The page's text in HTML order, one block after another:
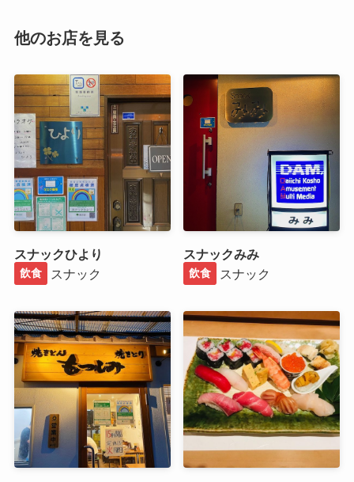
他のお店を見る
スナックひより
飲食 スナック
スナックみみ
飲食 スナック